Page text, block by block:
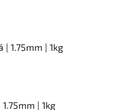
| 1.75mm | 1kg
1.75mm | 1kg